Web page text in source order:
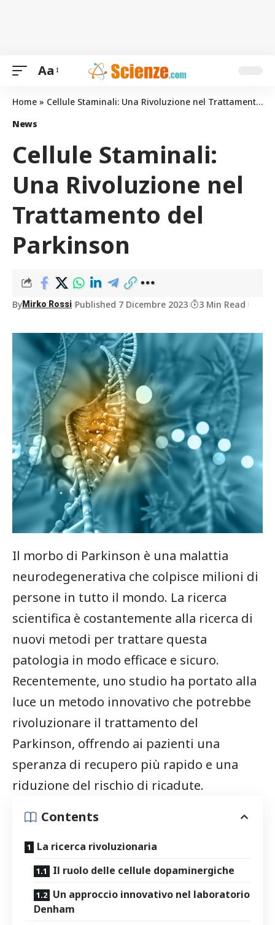
Aa
Home » Cellule Staminali: Una Rivoluzione nel Trattamento del Parkinson
News
Cellule Staminali:
Una Rivoluzione nel
Trattamento del
Parkinson
ByMirko Rossi Published 7 Dicembre 2023 3 Min Read
Il morbo ⁤di Parkinson è una ⁤malattia
neurodegenerativa che colpisce ​milioni di
persone in tutto il mondo. La ricerca
scientifica è costantemente alla ricerca di⁢
nuovi metodi per trattare questa
⁣patologia ‍in modo efficace e sicuro.
Recentemente, uno studio ha portato alla
luce un metodo innovativo che ⁢potrebbe
rivoluzionare il trattamento⁢ del
Parkinson, offrendo ai pazienti una
speranza ⁢di recupero più rapido e una
riduzione del rischio di ricadute.
Contents
La ricerca rivoluzionaria
Il ruolo delle cellule dopaminergiche
Un approccio innovativo nel laboratorio
Denham